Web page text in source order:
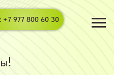
+7 977 800 60 30